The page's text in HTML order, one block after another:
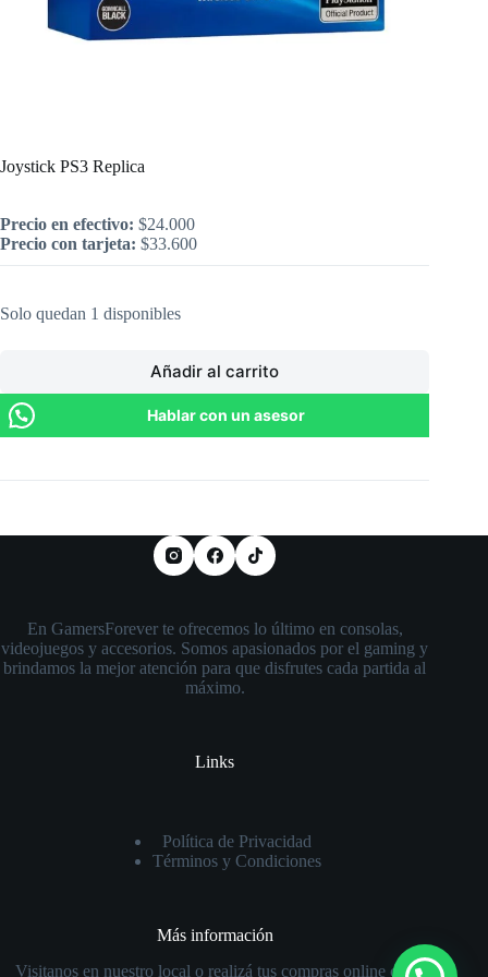
Joystick PS3 Replica
Precio en efectivo: $24.000
Precio con tarjeta: $33.600
Solo quedan 1 disponibles
Añadir al carrito
Hablar con un asesor
En GamersForever te ofrecemos lo último en consolas,
videojuegos y accesorios. Somos apasionados por el gaming y
brindamos la mejor atención para que disfrutes cada partida al
máximo.
Links
Política de Privacidad
Términos y Condiciones
Más información
Visitanos en nuestro local o realizá tus compras online con